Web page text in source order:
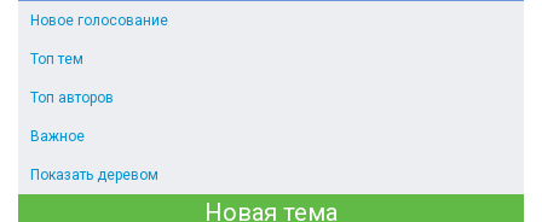
Новое голосование
Топ тем
Топ авторов
Важное
Показать деревом
Новая тема